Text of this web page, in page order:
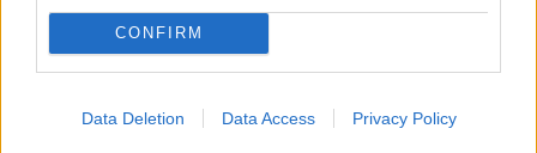
CONFIRM
Data Deletion Data Access Privacy Policy
La metodología es la misma,
directamente al equipo y entregar el